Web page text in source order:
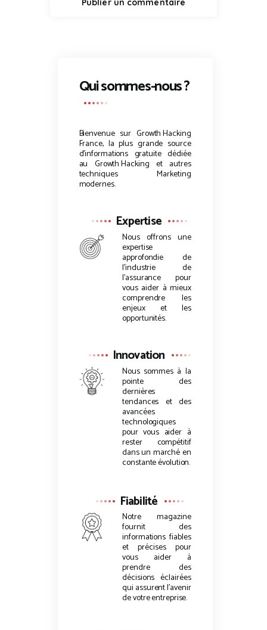
Qui sommes-nous ?
Bienvenue sur Growth Hacking
France, la plus grande source
d’informations gratuite dédiée
au Growth Hacking et autres
techniques Marketing
modernes.
Expertise
Nous offrons une
expertise
approfondie de
l’industrie de
l’assurance pour
vous aider à mieux
comprendre les
enjeux et les
opportunités.
Innovation
Nous sommes à la
pointe des
dernières
tendances et des
avancées
technologiques
pour vous aider à
rester compétitif
dans un marché en
constante évolution.
Fiabilité
Notre magazine
fournit des
informations fiables
et précises pour
vous aider à
prendre des
décisions éclairées
qui assurent l’avenir
de votre entreprise.